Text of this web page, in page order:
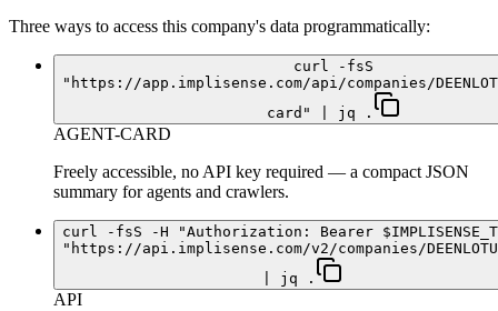
Three ways to access this company's data programmatically:
curl -fsS
"https://app.implisense.com/api/companies/
card" | jq .
AGENT-CARD
Freely accessible, no API key required — a compact JSON
summary for agents and crawlers.
curl -fsS -H "Authorization: Bearer
"https://api.implisense.com/v2/companies/
| jq .
API